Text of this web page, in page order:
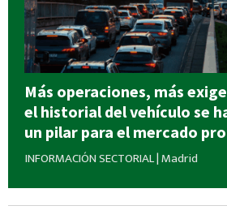
Más operaciones, más
el historial del vehículo se
un pilar para el mercado
INFORMACIÓN SECTORIAL|Madrid